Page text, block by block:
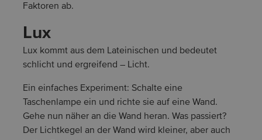
Faktoren ab.
Lux
Lux kommt aus dem Lateinischen und bedeutet
schlicht und ergreifend – Licht.
Ein einfaches Experiment: Schalte eine
Taschenlampe ein und richte sie auf eine Wand.
Gehe nun näher an die Wand heran. Was passiert?
Der Lichtkegel an der Wand wird kleiner, aber auch